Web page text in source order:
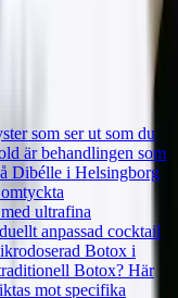
som ser ut som du
är behandlingen som
Dibélle i Helsingborg
ultrafina
anpassad cocktail
Botox i
Botox? Här
mot specifika